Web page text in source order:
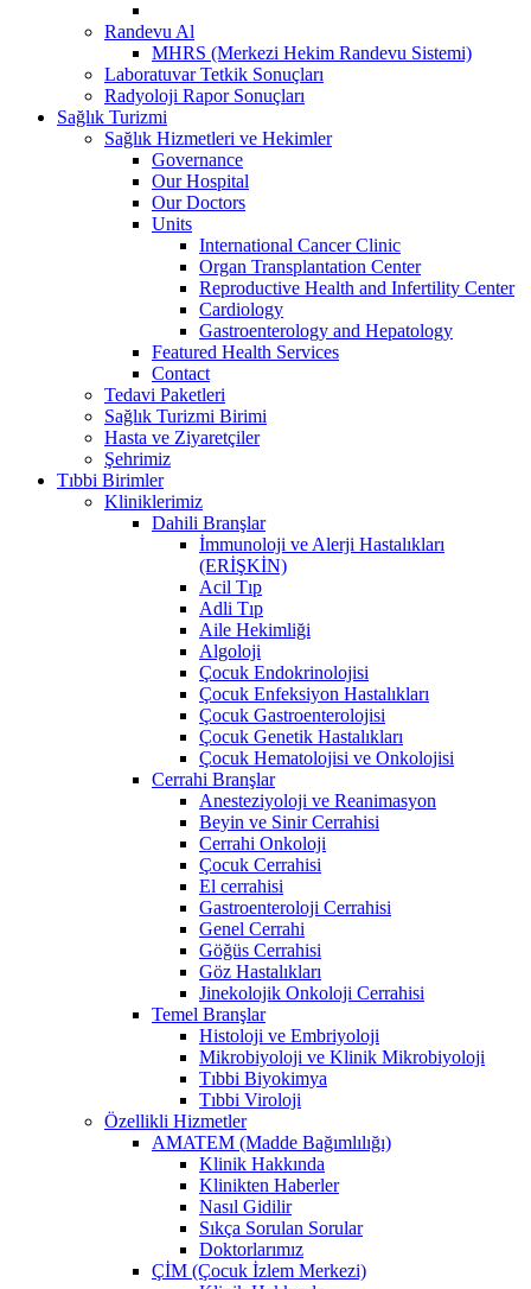
Randevu Al
MHRS (Merkezi Hekim Randevu Sistemi)
Laboratuvar Tetkik Sonuçları
Radyoloji Rapor Sonuçları
Sağlık Turizmi
Sağlık Hizmetleri ve Hekimler
Governance
Our Hospital
Our Doctors
Units
International Cancer Clinic
Organ Transplantation Center
Reproductive Health and Infertility Center
Cardiology
Gastroenterology and Hepatology
Featured Health Services
Contact
Tedavi Paketleri
Sağlık Turizmi Birimi
Hasta ve Ziyaretçiler
Şehrimiz
Tıbbi Birimler
Kliniklerimiz
Dahili Branşlar
İmmunoloji ve Alerji Hastalıkları
(ERİŞKİN)
Acil Tıp
Adli Tıp
Aile Hekimliği
Algoloji
Çocuk Endokrinolojisi
Çocuk Enfeksiyon Hastalıkları
Çocuk Gastroenterolojisi
Çocuk Genetik Hastalıkları
Çocuk Hematolojisi ve Onkolojisi
Cerrahi Branşlar
Anesteziyoloji ve Reanimasyon
Beyin ve Sinir Cerrahisi
Cerrahi Onkoloji
Çocuk Cerrahisi
El cerrahisi
Gastroenteroloji Cerrahisi
Genel Cerrahi
Göğüs Cerrahisi
Göz Hastalıkları
Jinekolojik Onkoloji Cerrahisi
Temel Branşlar
Histoloji ve Embriyoloji
Mikrobiyoloji ve Klinik Mikrobiyoloji
Tıbbi Biyokimya
Tıbbi Viroloji
Özellikli Hizmetler
AMATEM (Madde Bağımlılığı)
Klinik Hakkında
Klinikten Haberler
Nasıl Gidilir
Sıkça Sorulan Sorular
Doktorlarımız
ÇİM (Çocuk İzlem Merkezi)